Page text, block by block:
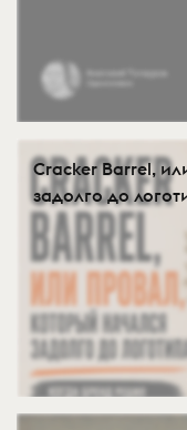
Cracker Barrel,
задолго до